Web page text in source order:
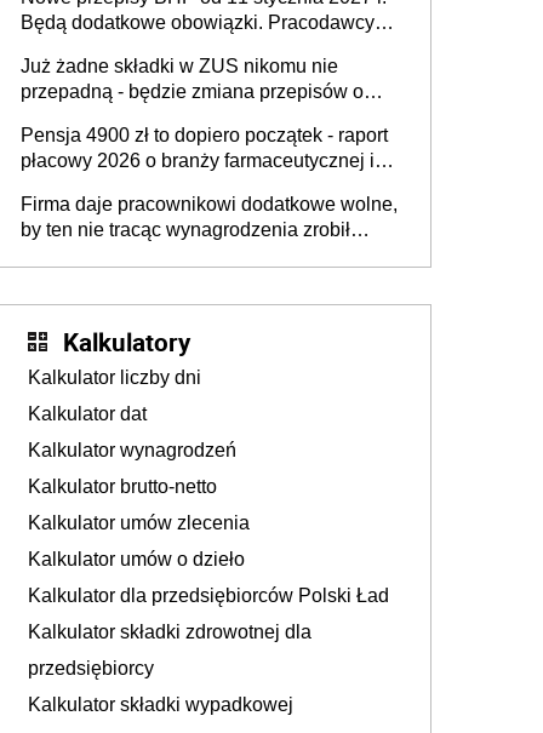
osoby neuroatypowe. Powstanie Fundusz
na rzecz Inkluzywności w Zatrudnianiu?
Będą dodatkowe obowiązki. Pracodawcy
Już żadne składki w ZUS nikomu nie
przepadną - będzie zmiana przepisów o
ubezpieczeniom społecznym
Pensja 4900 zł to dopiero początek - raport
płacowy 2026 o branży farmaceutycznej i
Firma daje pracownikowi dodatkowe wolne,
by ten nie tracąc wynagrodzenia zrobił
Kalkulatory
Kalkulator liczby dni
Kalkulator dat
Kalkulator wynagrodzeń
Kalkulator brutto-netto
Kalkulator umów zlecenia
Kalkulator umów o dzieło
Kalkulator dla przedsiębiorców Polski Ład
Kalkulator składki zdrowotnej dla
przedsiębiorcy
Kalkulator składki wypadkowej